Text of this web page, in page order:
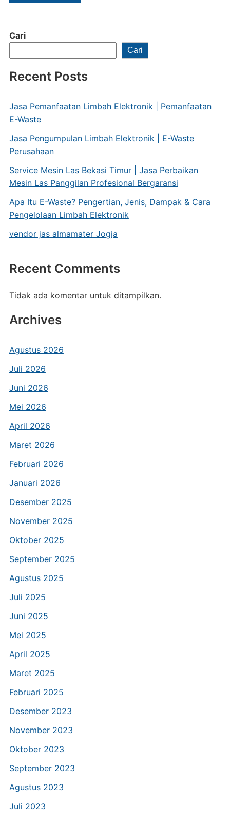
Cari
Cari
Recent Posts
Jasa Pemanfaatan Limbah Elektronik | Pemanfaatan
E-Waste
Jasa Pengumpulan Limbah Elektronik | E-Waste
Perusahaan
Service Mesin Las Bekasi Timur | Jasa Perbaikan
Mesin Las Panggilan Profesional Bergaransi
Apa Itu E-Waste? Pengertian, Jenis, Dampak & Cara
Pengelolaan Limbah Elektronik
vendor jas almamater Jogja
Recent Comments
Tidak ada komentar untuk ditampilkan.
Archives
Agustus 2026
Juli 2026
Juni 2026
Mei 2026
April 2026
Maret 2026
Februari 2026
Januari 2026
Desember 2025
November 2025
Oktober 2025
September 2025
Agustus 2025
Juli 2025
Juni 2025
Mei 2025
April 2025
Maret 2025
Februari 2025
Desember 2023
November 2023
Oktober 2023
September 2023
Agustus 2023
Juli 2023